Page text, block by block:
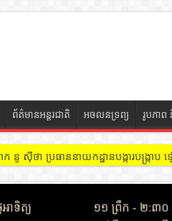
ព័ត៌មានអន្តរជាតិ អចលនទ្រព្យ រូបភាព
ារ Sky 31 នៅខណ្ឌទួលគោក មានអ្នកជួ